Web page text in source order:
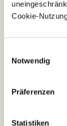
Cookie-
Notwendig
Präferenzen
Statistiken